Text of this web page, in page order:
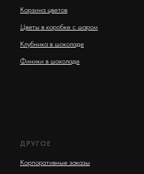
Корзина цветов
Цветы в коробке с шаром
Клубника в шоколаде
Финики в шоколаде
ДРУГОЕ
Корпоративные заказы